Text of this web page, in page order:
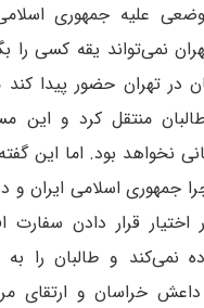
علیه جمهوری
نمی‌تواند یقه کسی را
در تهران حضور پیدا
منتقل کرد و این
نخواهد بود. اما این
جمهوری اسلامی ایران
قرار دادن سفارت
نمی‌کند و طالبان را
داعش خراسان و ارتقای